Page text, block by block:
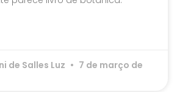
de Salles Luz
7 de março de